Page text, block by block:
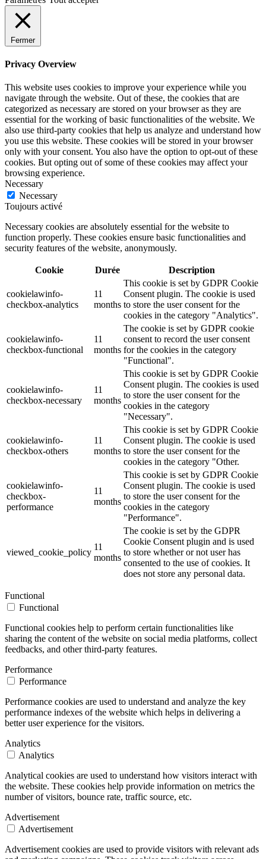
Fermer
Privacy Overview
This website uses cookies to improve your experience while you
navigate through the website. Out of these, the cookies that are
categorized as necessary are stored on your browser as they are
essential for the working of basic functionalities of the website. We
also use third-party cookies that help us analyze and understand how
you use this website. These cookies will be stored in your browser
only with your consent. You also have the option to opt-out of these
cookies. But opting out of some of these cookies may affect your
browsing experience.
Necessary
Necessary
Toujours activé
Necessary cookies are absolutely essential for the website to
function properly. These cookies ensure basic functionalities and
security features of the website, anonymously.
Cookie Durée Description
cookielawinfo-
checkbox-analytics
11
months
This cookie is set by GDPR Cookie
Consent plugin. The cookie is used
to store the user consent for the
cookies in the category "Analytics".
cookielawinfo-
checkbox-functional
11
months
The cookie is set by GDPR cookie
consent to record the user consent
for the cookies in the category
"Functional".
cookielawinfo-
checkbox-necessary
11
months
This cookie is set by GDPR Cookie
Consent plugin. The cookies is used
to store the user consent for the
cookies in the category
"Necessary".
cookielawinfo-
checkbox-others
11
months
This cookie is set by GDPR Cookie
Consent plugin. The cookie is used
to store the user consent for the
cookies in the category "Other.
cookielawinfo-
checkbox-
performance
11
months
This cookie is set by GDPR Cookie
Consent plugin. The cookie is used
to store the user consent for the
cookies in the category
"Performance".
viewed_cookie_policy
11
months
The cookie is set by the GDPR
Cookie Consent plugin and is used
to store whether or not user has
consented to the use of cookies. It
does not store any personal data.
Functional
Functional
Functional cookies help to perform certain functionalities like
sharing the content of the website on social media platforms, collect
feedbacks, and other third-party features.
Performance
Performance
Performance cookies are used to understand and analyze the key
performance indexes of the website which helps in delivering a
better user experience for the visitors.
Analytics
Analytics
Analytical cookies are used to understand how visitors interact with
the website. These cookies help provide information on metrics the
number of visitors, bounce rate, traffic source, etc.
Advertisement
Advertisement
Advertisement cookies are used to provide visitors with relevant ads